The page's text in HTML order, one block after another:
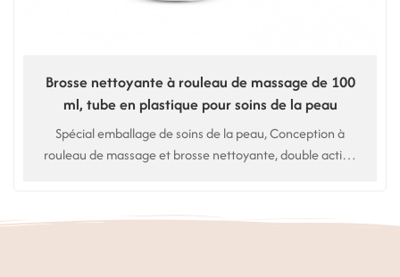
Brosse nettoyante à rouleau de massage de 100
ml, tube en plastique pour soins de la peau
Spécial emballage de soins de la peau, Conception à
rouleau de massage et brosse nettoyante, double action